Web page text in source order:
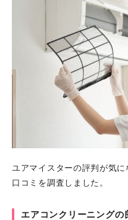
ユアマイスターの評判が気
口コミを調査しました。
エアコンクリーニングの